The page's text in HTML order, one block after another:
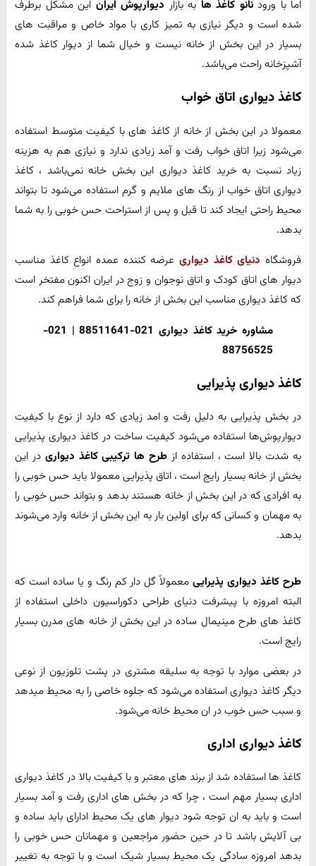
اما با ورودنانو کاغذ ها به بازار دیوارپوش ایران این مشکل برطرف
شده است و دیگر نیازی به تمیز کاری با مواد خاص و مراقبت های
بسیار در این بخش از خانه نیست و خیال شما از دیوار کاغذ شده
آشپزخانه راحت می‌باشد.
کاغذ دیواری اتاق خواب
معمولا در این بخش از خانه از کاغذ های با کیفیت متوسط استفاده
می‌شود زیرا اتاق خواب رفت و آمد زیادی ندارد و نیازی هم به هزینه
زیاد نسبت به خرید کاغذ دیواری این بخش خانه نمی‌باشد ، کاغذ
دیواری اتاق خواب از رنگ های ملایم و گرم استفاده می‌شود تا بتواند
محیط راحتی ایجاد کند تا قبل و پس از استراحت حس خوبی را به شما
بدهد.
فروشگاه دنیای کاغذ دیواری عرضه کننده عمده انواع کاغذ مناسب
دیوار های اتاق کودک و اتاق نوجوان و زوج در ایران اکنون مفتخر است
که کاغذ دیواری مناسب این بخش از خانه را برای شما فراهم کند.
مشاوره خرید کاغذ دیواری 021-88511641 | 021-
88756525
کاغذ دیواری پذیرایی
در بخش پذیرایی به دلیل رفت و امد زیادی که دارد از نوع با کیفیت
دیوارپوش‌ها استفاده می‌شود کیفیت ساخت در کاغذ دیواری پذیرایی
به شدت بالا است ، استفاده از طرح ها ترکیبی کاغذ دیواری در این
بخش از خانه بسیار رایج است ، اتاق پذیرایی معمولا باید حس خوبی را
به افرادی که در این بخش از خانه هستند بدهد و بتواند حس خوبی را
به مهمان و کسانی که برای اولین بار به این بخش از خانه وارد می‌شوند
بدهد.
طرح کاغذ دیواری پذیرایی معمولاً گل دار کم رنگ و یا ساده است که
البته امروزه با پیشرفت دنیای طراحی دکوراسیون داخلی استفاده از
کاغذ های طرح مینیمال ساده در این بخش از خانه های مدرن بسیار
رایج است.
در بعضی موارد با توجه به سلیقه مشتری در پشت تلوزیون از نوعی
دیگر کاغذ دیواری استفاده می‌شود که جلوه خاصی را به محیط میدهد
و سبب حس خوب در ان محیط خانه می‌شود.
کاغذ دیواری اداری
کاغذ ها استفاده شد از برند های معتبر و با کیفیت بالا در کاغذ دیواری
اداری بسیار مهم است ، چرا که در بخش های اداری رفت و آمد بسیار
است و باید به ان توجه شود دیوار های یک محیط ادارای باید ساده و
بی آلایش باشد تا در حین حضور مراجعین و مهمانان حس خوبی را
بدهد امروزه سادگی یک محیط بسیار شیک است و با توجه به تغییر